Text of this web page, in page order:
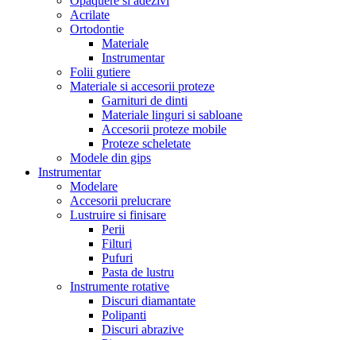
Acrilate
Ortodontie
Materiale
Instrumentar
Folii gutiere
Materiale si accesorii proteze
Garnituri de dinti
Materiale linguri si sabloane
Accesorii proteze mobile
Proteze scheletate
Modele din gips
Instrumentar
Modelare
Accesorii prelucrare
Lustruire si finisare
Perii
Filturi
Pufuri
Pasta de lustru
Instrumente rotative
Discuri diamantate
Polipanti
Discuri abrazive